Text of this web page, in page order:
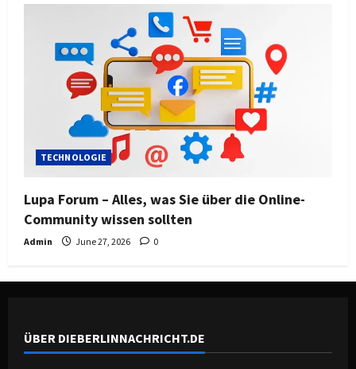
TECHNOLOGIE
Lupa Forum – Alles, was Sie über die Online-
Community wissen sollten
Admin June 27, 2026 0
ÜBER DIEBERLINNACHRICHT.DE